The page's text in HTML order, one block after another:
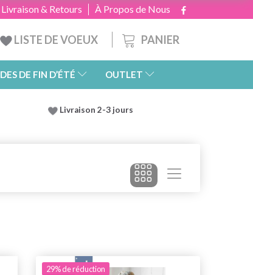
À Propos de Nous
Livraison & Retours
PANIER
LISTE DE VOEUX
DE FIN D’ÉTÉ OUTLET
Livraison 2-3 jours
29% de réduction